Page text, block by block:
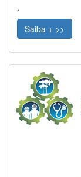
.
Saiba + >>